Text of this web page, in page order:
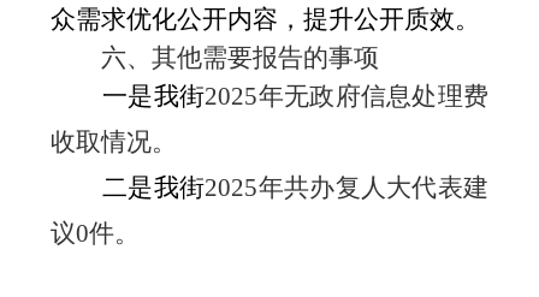
众需求优化公开内容，提升公开质效。
六、其他需要报告的事项
一是我街2025年无政府信息处理费
收取情况。
二是我街2025年共办复人大代表建
议0件。